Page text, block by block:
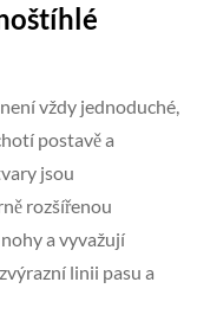
vždy jednoduché,
postavě a
jsou
rozšířenou
a vyvažují
linii pasu a